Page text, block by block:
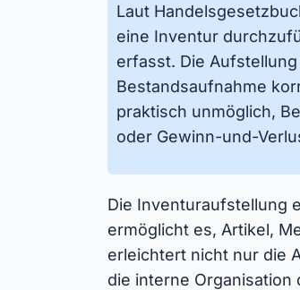
Laut
eine Inventur
erfasst. Die
Bestandsaufnahme
praktisch unmöglich,
oder Gewinn-und-
Die Inventuraufstellung
ermöglicht es, Artikel,
erleichtert nicht nur die
die interne Organisation